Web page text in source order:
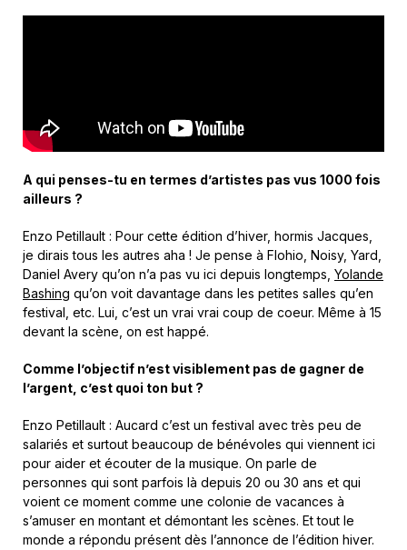
A qui penses-tu en termes d’artistes pas vus 1000 fois
ailleurs ?
Enzo Petillault : Pour cette édition d’hiver, hormis Jacques,
je dirais tous les autres aha ! Je pense à Flohio, Noisy, Yard,
Daniel Avery qu’on n’a pas vu ici depuis longtemps, Yolande
Bashing qu’on voit davantage dans les petites salles qu’en
festival, etc. Lui, c’est un vrai vrai coup de coeur. Même à 15
devant la scène, on est happé.
Comme l’objectif n’est visiblement pas de gagner de
l’argent, c’est quoi ton but ?
Enzo Petillault : Aucard c’est un festival avec très peu de
salariés et surtout beaucoup de bénévoles qui viennent ici
pour aider et écouter de la musique. On parle de
personnes qui sont parfois là depuis 20 ou 30 ans et qui
voient ce moment comme une colonie de vacances à
s’amuser en montant et démontant les scènes. Et tout le
monde a répondu présent dès l’annonce de l’édition hiver.